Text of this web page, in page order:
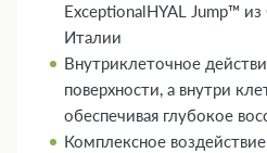
ExceptionalHYAL Jump™
Италии
Внутриклеточное
поверхности, а внутри
обеспечивая глубокое
Комплексное